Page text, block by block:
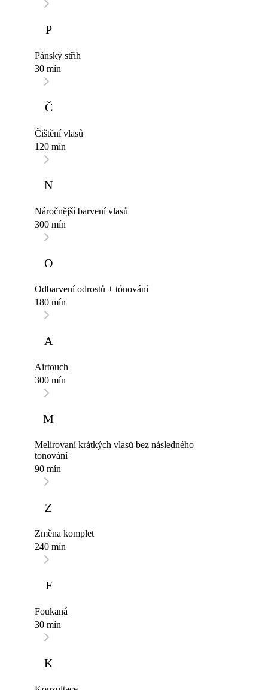
P
Pánský střih
30 mín
Č
Čištění vlasů
120 mín
N
Náročnější barvení vlasů
300 mín
O
Odbarvení odrostů + tónování
180 mín
A
Airtouch
300 mín
M
Melirovaní krátkých vlasů bez následného
tonování
90 mín
Z
Změna komplet
240 mín
F
Foukaná
30 mín
K